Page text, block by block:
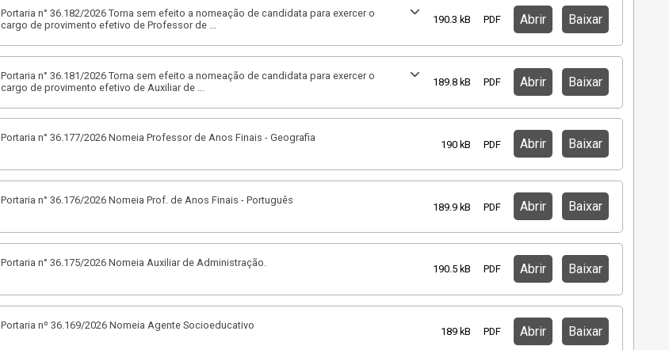
Portaria n° 36.182/2026 Torna sem efeito a nomeação de candidata para exercer o
cargo de provimento efetivo de Professor de
190.3 kB PDF Abrir Baixar
Portaria n° 36.181/2026 Torna sem efeito a nomeação de candidata para exercer o
cargo de provimento efetivo de Auxiliar de
189.8 kB PDF Abrir Baixar
Portaria n° 36.177/2026 Nomeia Professor de Anos Finais - Geografia
190 kB PDF Abrir Baixar
Portaria n° 36.176/2026 Nomeia Prof. de Anos Finais - Português
189.9 kB PDF Abrir Baixar
Portaria n° 36.175/2026 Nomeia Auxiliar de Administração.
190.5 kB PDF Abrir Baixar
Portaria nº 36.169/2026 Nomeia Agente Socioeducativo
189 kB PDF Abrir Baixar